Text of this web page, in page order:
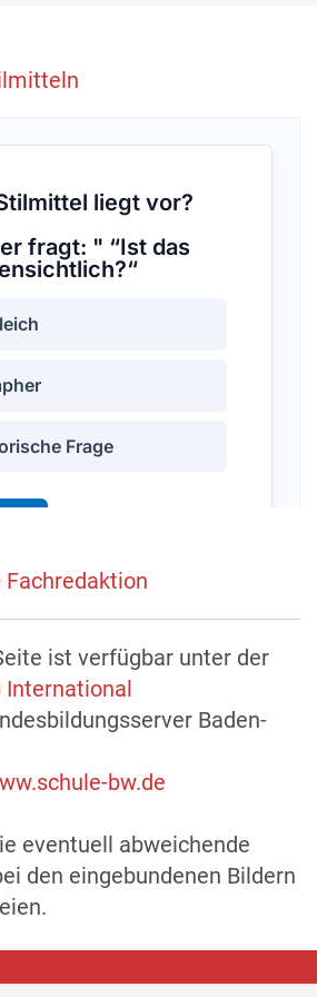
Fachredaktion
ist verfügbar unter der
International
Baden-
bw.de
eventuell abweichende
den eingebundenen Bildern